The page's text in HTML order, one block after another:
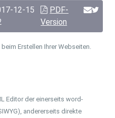
12-15
PDF-
Version
Erstellen Ihrer Webseiten.
Editor der einerseits word-
andererseits direkte